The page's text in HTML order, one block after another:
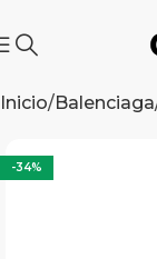
Inicio Balenciaga
-34%